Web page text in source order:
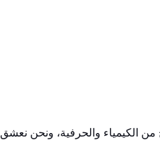
من الكيمياء والحرفية، ونحن نعشق